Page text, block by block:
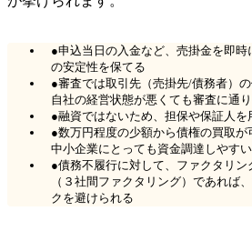
●申込当日の入金など、売掛金を即
の安定性を保てる
●審査では取引先（売掛先/債務者）
自社の経営状態が悪くても審査に通
●融資ではないため、担保や保証人
●数万円程度の少額から債権の買取
中小企業にとっても資金調達しやすい
●債務不履行に対して、ファクタリ
（３社間ファクタリング）であれば
クを避けられる